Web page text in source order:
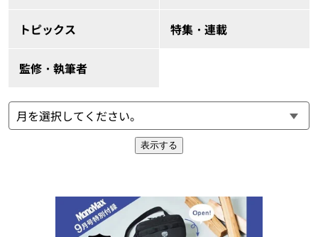
トピックス 特集・連載
監修・執筆者
表示する